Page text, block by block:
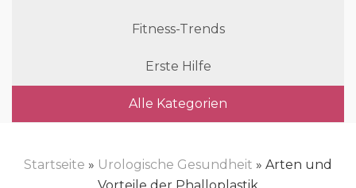
Fitness-Trends
Erste Hilfe
Alle Kategorien
Startseite » Urologische Gesundheit » Arten und